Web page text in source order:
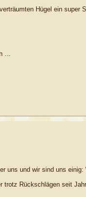
Hügel ein super
…
uns und wir sind uns einig:
Rückschlägen seit